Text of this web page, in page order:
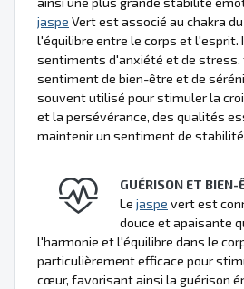
jaspe Vert est associé au chakra
l'équilibre entre le corps et l'esprit.
sentiments d'anxiété et de stress,
sentiment de bien-être et de
souvent utilisé pour stimuler la
et la persévérance, des qualités
maintenir un sentiment de stabilité
GUÉRISON ET BIEN-
Le jaspe vert est
douce et apaisante
l'harmonie et l'équilibre dans le
particulièrement efficace pour
cœur, favorisant ainsi la guérison